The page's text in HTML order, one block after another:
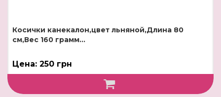
Косички канекалон,цвет льняной,Длина 80
см,Вес 160 грамм...
Цена: 250 грн